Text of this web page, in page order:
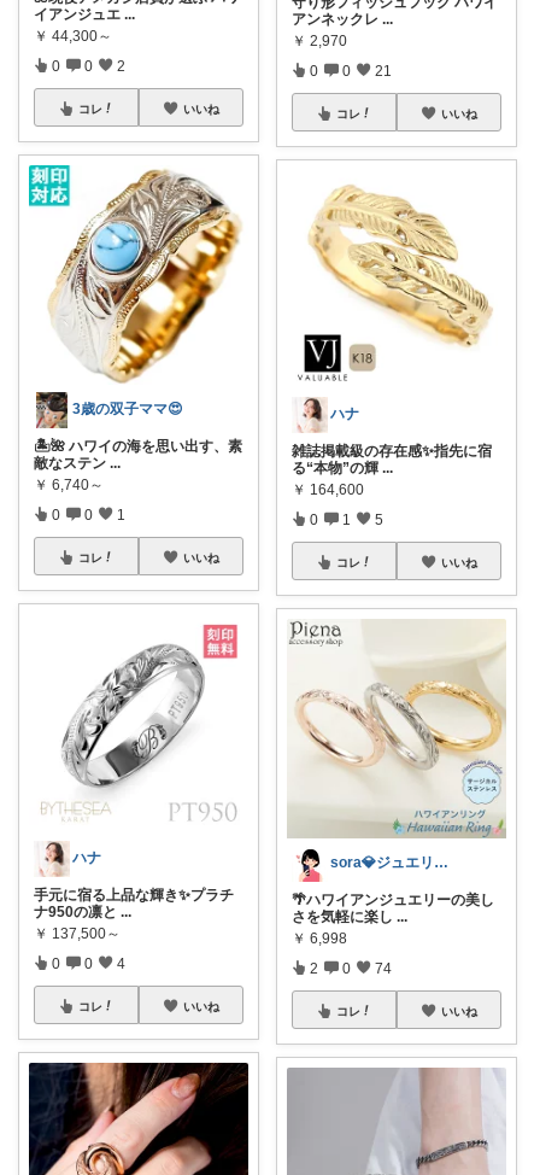
イアンジュエ ...
￥ 44,300～
0 0 2
コレ いいね
3歳の双子ママ😍
🏝️🌺 ハワイの海を思い出す、素
敵なステン ...
￥ 6,740～
0 0 1
コレ いいね
ハナ
手元に宿る上品な輝き✨プラチ
ナ950の凛と ...
￥ 137,500～
0 0 4
コレ いいね
アンネックレ ...
￥ 2,970
0 0 21
コレ いいね
ハナ
雑誌掲載級の存在感✨指先に宿
る“本物”の輝 ...
￥ 164,600
0 1 5
コレ いいね
sora💎ジュエリールーム
🌴ハワイアンジュエリーの美し
さを気軽に楽し ...
￥ 6,998
2 0 74
コレ いいね